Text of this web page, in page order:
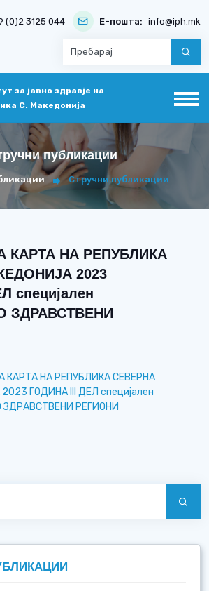
(0)2 3125 044 Е-пошта: info@iph.mk
за јавно здравје на
С. Македонија
публикации
Стручни публикации
КАРТА НА РЕПУБЛИКА
2023
специјален
ЗДРАВСТВЕНИ
КАРТА НА РЕПУБЛИКА СЕВЕРНА
ГОДИНА III ДЕЛ специјален
ЗДРАВСТВЕНИ РЕГИОНИ